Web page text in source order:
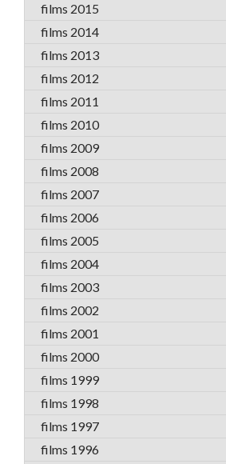
films 2015
films 2014
films 2013
films 2012
films 2011
films 2010
films 2009
films 2008
films 2007
films 2006
films 2005
films 2004
films 2003
films 2002
films 2001
films 2000
films 1999
films 1998
films 1997
films 1996